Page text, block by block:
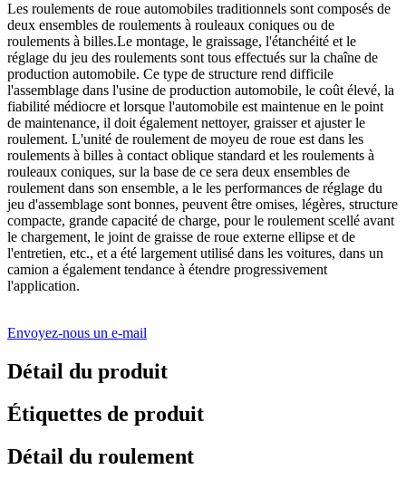
Les roulements de roue automobiles traditionnels sont composés de
deux ensembles de roulements à rouleaux coniques ou de
roulements à billes.Le montage, le graissage, l'étanchéité et le
réglage du jeu des roulements sont tous effectués sur la chaîne de
production automobile. Ce type de structure rend difficile
l'assemblage dans l'usine de production automobile, le coût élevé, la
fiabilité médiocre et lorsque l'automobile est maintenue en le point
de maintenance, il doit également nettoyer, graisser et ajuster le
roulement. L'unité de roulement de moyeu de roue est dans les
roulements à billes à contact oblique standard et les roulements à
rouleaux coniques, sur la base de ce sera deux ensembles de
roulement dans son ensemble, a le les performances de réglage du
jeu d'assemblage sont bonnes, peuvent être omises, légères, structure
compacte, grande capacité de charge, pour le roulement scellé avant
le chargement, le joint de graisse de roue externe ellipse et de
l'entretien, etc., et a été largement utilisé dans les voitures, dans un
camion a également tendance à étendre progressivement
l'application.
Envoyez-nous un e-mail
Détail du produit
Étiquettes de produit
Détail du roulement